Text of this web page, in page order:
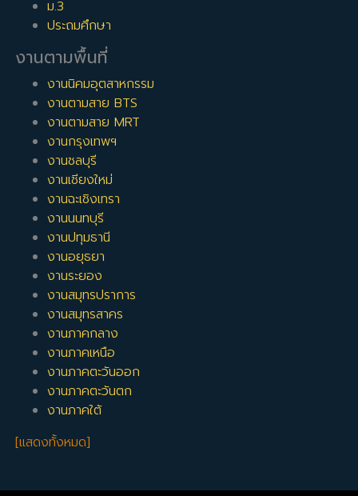
ม.3
ประถมศึกษา
งานตามพื้นที่
งานนิคมอุตสาหกรรม
งานตามสาย BTS
งานตามสาย MRT
งานกรุงเทพฯ
งานชลบุรี
งานเชียงใหม่
งานฉะเชิงเทรา
งานนนทบุรี
งานปทุมธานี
งานอยุธยา
งานระยอง
งานสมุทรปราการ
งานสมุทรสาคร
งานภาคกลาง
งานภาคเหนือ
งานภาคตะวันออก
งานภาคตะวันตก
งานภาคใต้
[แสดงทั้งหมด]